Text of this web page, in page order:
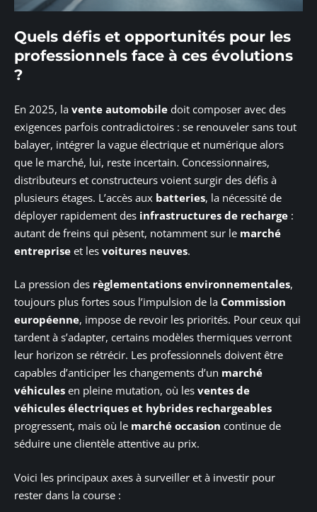
Quels défis et opportunités pour les
professionnels face à ces évolutions
?
En 2025, la vente automobile doit composer avec des
exigences parfois contradictoires : se renouveler sans tout
balayer, intégrer la vague électrique et numérique alors
que le marché, lui, reste incertain. Concessionnaires,
distributeurs et constructeurs voient surgir des défis à
plusieurs étages. L’accès aux batteries, la nécessité de
déployer rapidement des infrastructures de recharge :
autant de freins qui pèsent, notamment sur le marché
entreprise et les voitures neuves.
La pression des règlementations environnementales,
toujours plus fortes sous l’impulsion de la Commission
européenne, impose de revoir les priorités. Pour ceux qui
tardent à s’adapter, certains modèles thermiques verront
leur horizon se rétrécir. Les professionnels doivent être
capables d’anticiper les changements d’un marché
véhicules en pleine mutation, où les ventes de
véhicules électriques et hybrides rechargeables
progressent, mais où le marché occasion continue de
séduire une clientèle attentive au prix.
Voici les principaux axes à surveiller et à investir pour
rester dans la course :